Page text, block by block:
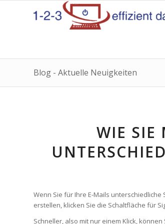
Blog - Aktuelle Neuigkeiten
WIE SIE
Wenn Sie für Ihre E-Mails
erstellen, klicken Sie die Schaltfläche für
Schneller, also mit nur einem Klick,